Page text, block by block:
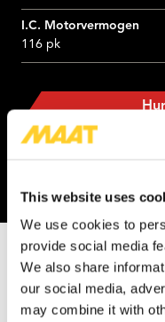
This website uses
We use cookies to
provide social media
We also share
our social media,
may combine it with
I.C. Motorvermogen
116 pk
Basisgegevens
Max. capaciteit
4500 kg